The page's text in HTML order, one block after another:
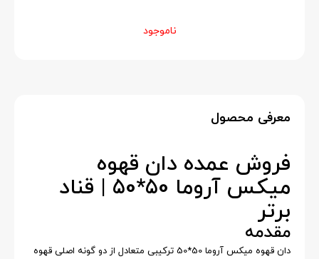
ناموجود
معرفی محصول
فروش عمده دان قهوه
میکس آروما 50*50 | قناد
برتر
مقدمه
دان قهوه میکس آروما 50*50 ترکیبی متعادل از دو گونه اصلی قهوه